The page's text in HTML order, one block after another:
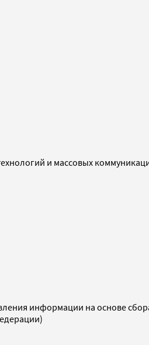
и массовых
информации на основе